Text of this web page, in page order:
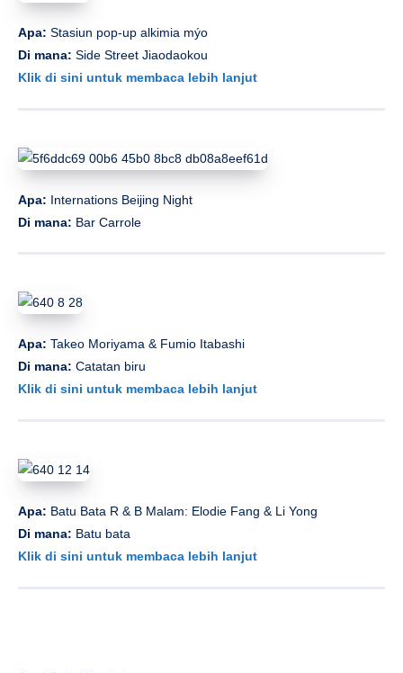
Apa: Stasiun pop-up alkimia mýo
Di mana: Side Street Jiaodaokou
Klik di sini untuk membaca lebih lanjut
Apa: Internations Beijing Night
Di mana: Bar Carrole
Apa: Takeo Moriyama & Fumio Itabashi
Di mana: Catatan biru
Klik di sini untuk membaca lebih lanjut
Apa: Batu Bata R & B Malam: Elodie Fang & Li Yong
Di mana: Batu bata
Klik di sini untuk membaca lebih lanjut